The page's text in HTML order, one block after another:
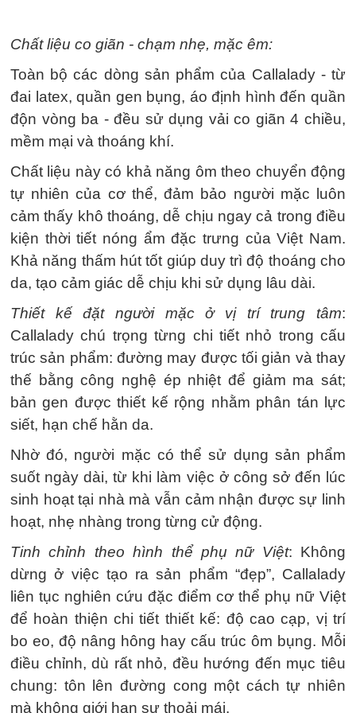
Chất liệu co giãn - chạm nhẹ, mặc êm:
Toàn bộ các dòng sản phẩm của Callalady - từ
đai latex, quần gen bụng, áo định hình đến quần
độn vòng ba - đều sử dụng vải co giãn 4 chiều,
mềm mại và thoáng khí.
Chất liệu này có khả năng ôm theo chuyển động
tự nhiên của cơ thể, đảm bảo người mặc luôn
cảm thấy khô thoáng, dễ chịu ngay cả trong điều
kiện thời tiết nóng ẩm đặc trưng của Việt Nam.
Khả năng thấm hút tốt giúp duy trì độ thoáng cho
da, tạo cảm giác dễ chịu khi sử dụng lâu dài.
Thiết kế đặt người mặc ở vị trí trung tâm:
Callalady chú trọng từng chi tiết nhỏ trong cấu
trúc sản phẩm: đường may được tối giản và thay
thế bằng công nghệ ép nhiệt để giảm ma sát;
bản gen được thiết kế rộng nhằm phân tán lực
siết, hạn chế hằn da.
Nhờ đó, người mặc có thể sử dụng sản phẩm
suốt ngày dài, từ khi làm việc ở công sở đến lúc
sinh hoạt tại nhà mà vẫn cảm nhận được sự linh
hoạt, nhẹ nhàng trong từng cử động.
Tinh chỉnh theo hình thể phụ nữ Việt: Không
dừng ở việc tạo ra sản phẩm “đẹp”, Callalady
liên tục nghiên cứu đặc điểm cơ thể phụ nữ Việt
để hoàn thiện chi tiết thiết kế: độ cao cạp, vị trí
bo eo, độ nâng hông hay cấu trúc ôm bụng. Mỗi
điều chỉnh, dù rất nhỏ, đều hướng đến mục tiêu
chung: tôn lên đường cong một cách tự nhiên
mà không giới hạn sự thoải mái.